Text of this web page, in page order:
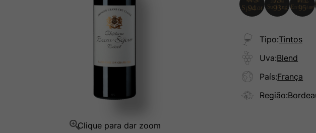
Tipo:Tintos
Uva:Blend
País:França
Região: